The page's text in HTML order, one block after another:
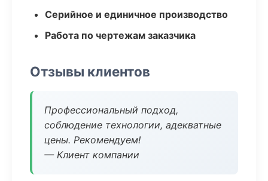
Серийное и единичное производство
Работа по чертежам заказчика
Отзывы клиентов
Профессиональный подход,
соблюдение технологии, адекватные
цены. Рекомендуем!
— Клиент компании